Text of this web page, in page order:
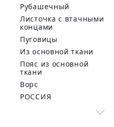
Рубашечный
Листочка с втачными
концами
Пуговицы
Из основной ткани
Пояс из основной
ткани
Ворс
РОССИЯ